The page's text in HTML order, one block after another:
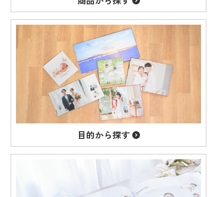
目的から探す